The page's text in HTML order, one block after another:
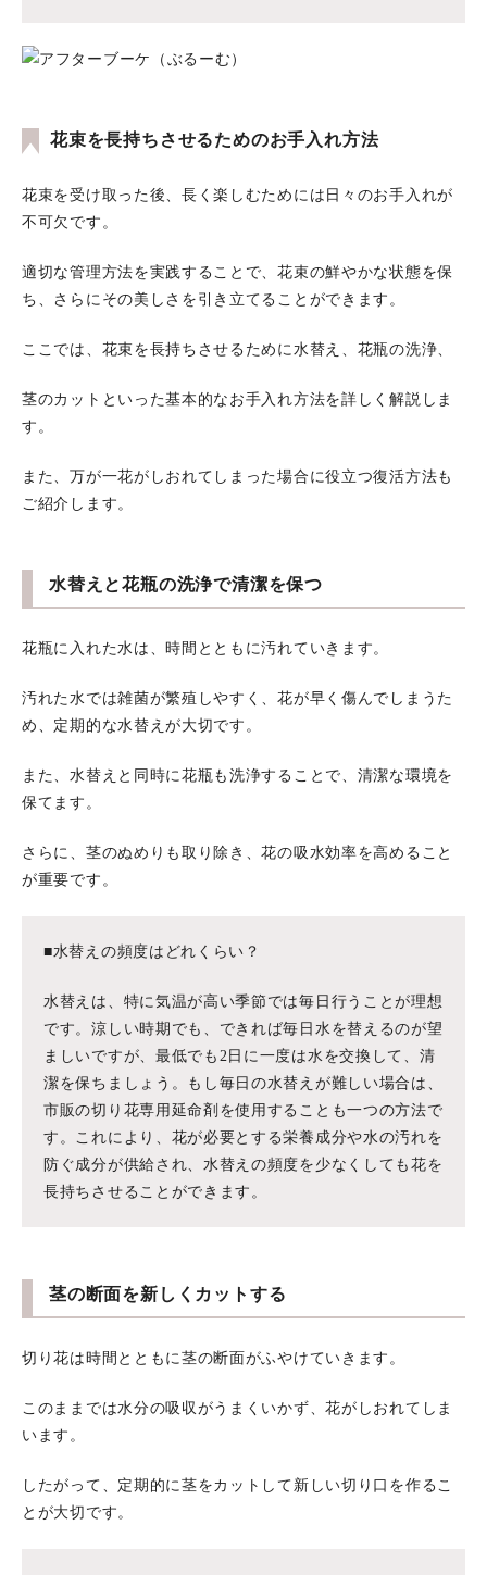
花束を長持ちさせるためのお手入れ方法
花束を受け取った後、長く楽しむためには日々のお手入れが
不可欠です。
適切な管理方法を実践することで、花束の鮮やかな状態を保
ち、さらにその美しさを引き立てることができます。
ここでは、花束を長持ちさせるために水替え、花瓶の洗浄、
茎のカットといった基本的なお手入れ方法を詳しく解説しま
す。
また、万が一花がしおれてしまった場合に役立つ復活方法も
ご紹介します。
水替えと花瓶の洗浄で清潔を保つ
花瓶に入れた水は、時間とともに汚れていきます。
汚れた水では雑菌が繁殖しやすく、花が早く傷んでしまうた
め、定期的な水替えが大切です。
また、水替えと同時に花瓶も洗浄することで、清潔な環境を
保てます。
さらに、茎のぬめりも取り除き、花の吸水効率を高めること
が重要です。
■水替えの頻度はどれくらい？
水替えは、特に気温が高い季節では毎日行うことが理想
です。涼しい時期でも、できれば毎日水を替えるのが望
ましいですが、最低でも2日に一度は水を交換して、清
潔を保ちましょう。もし毎日の水替えが難しい場合は、
市販の切り花専用延命剤を使用することも一つの方法で
す。これにより、花が必要とする栄養成分や水の汚れを
防ぐ成分が供給され、水替えの頻度を少なくしても花を
長持ちさせることができます。
茎の断面を新しくカットする
切り花は時間とともに茎の断面がふやけていきます。
このままでは水分の吸収がうまくいかず、花がしおれてしま
います。
したがって、定期的に茎をカットして新しい切り口を作るこ
とが大切です。